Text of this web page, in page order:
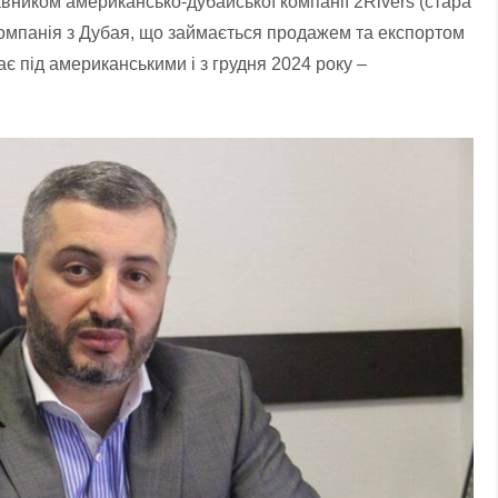
з Дубая, що займається продажем та експортом
під американськими і з грудня 2024 року –